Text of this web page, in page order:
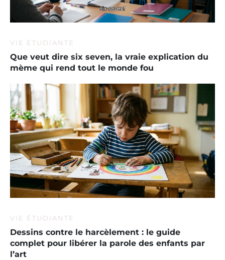
VIE ÉTUDIANTE
Que veut dire six seven, la vraie explication du
mème qui rend tout le monde fou
VIE ÉTUDIANTE
Dessins contre le harcèlement : le guide
complet pour libérer la parole des enfants par
l’art